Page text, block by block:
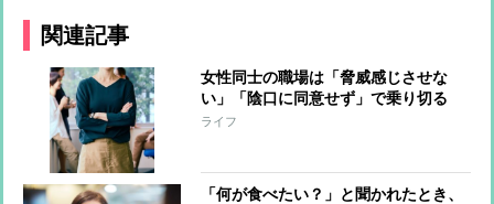
関連記事
女性同士の職場は「脅威感じさせな
い」「陰口に同意せず」で乗り切る
【50代からの人間関係のコツ】
ライフ
「何が食べたい？」と聞かれたとき、